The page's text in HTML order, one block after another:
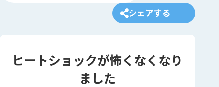
シェアする
ヒートショックが怖くなくなり
ました